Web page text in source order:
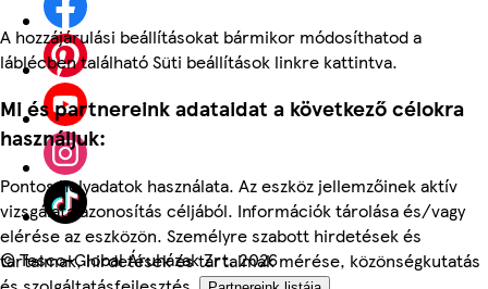
A hozzájárulási beállításokat bármikor módosíthatod a
láblécben található Süti beállítások linkre kattintva.
Mi és partnereink adataidat a következő célokra
használjuk:
Pontos helyadatok használata. Az eszköz jellemzőinek aktív
vizsgálata azonosítás céljából. Információk tárolása és/vagy
elérése az eszközön. Személyre szabott hirdetések és
tartalmak, hirdetések és tartalmak mérése, közönségkutatás
©Tesco-Global Áruházak Zrt. 2026